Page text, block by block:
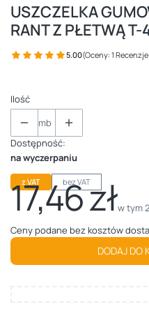
USZCZELKA
RANT Z PŁETWĄ T-
5.00(Oceny: 1
Ilość
mb
Dostępność:
na wyczerpaniu
z VAT bez VAT
Cena
17,46 złw tym
w tym
Ceny podane bez kosztów
DODAJ DO